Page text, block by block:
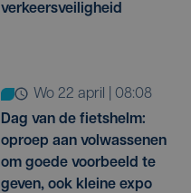
verkeersveiligheid
wo 22 april | 08:08
Dag van de fietshelm:
oproep aan volwassenen
om goede voorbeeld te
geven, ook kleine expo